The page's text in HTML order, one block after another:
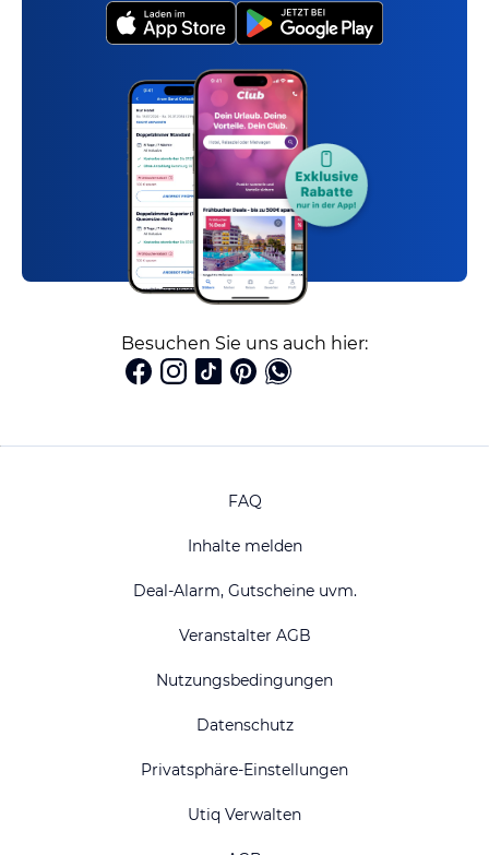
Besuchen Sie uns auch hier:
FAQ
Inhalte melden
Deal-Alarm, Gutscheine uvm.
Veranstalter AGB
Nutzungsbedingungen
Datenschutz
Privatsphäre-Einstellungen
Utiq Verwalten